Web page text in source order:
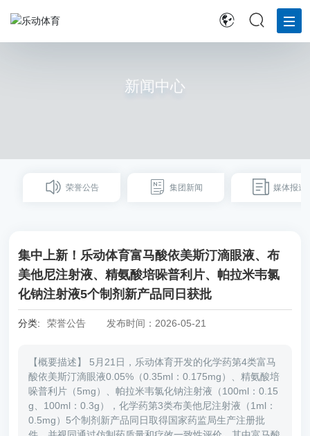
药
新
研
新闻中心
荣誉公告 集团新闻 媒体报道
集中上新！乐动体育富马酸依美斯汀滴眼液、布
美他尼注射液、精氨酸培哚普利片、帕拉米韦氯
化钠注射液5个制剂新产品同日获批
分类: 荣誉公告 发布时间：2026-05-21
【概要描述】 5月21日，乐动体育开发的化学药第4类富马
酸依美斯汀滴眼液0.05%（0.35ml：0.175mg）、精氨酸培
哚普利片（5mg）、帕拉米韦氯化钠注射液（100ml：0.15
g、100ml：0.3g），化学药第3类布美他尼注射液（1ml：
0.5mg）5个制剂新产品同日取得国家药监局生产注册批